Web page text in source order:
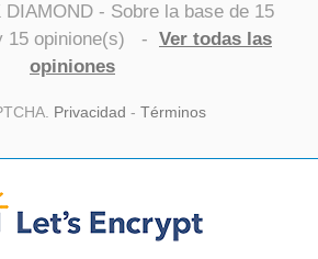
DIAMOND- Sobre la base de 15
15 opinione(s) - Ver todas las
opiniones
Privacidad - Términos